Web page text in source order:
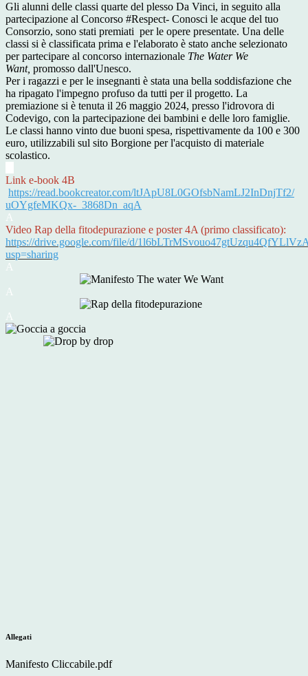
Gli alunni delle classi quarte del plesso Da Vinci, in seguito alla
partecipazione al Concorso #Respect- Conosci le acque del tuo
Consorzio, sono stati premiati per le opere presentate. Una delle
classi si è classificata prima e l'elaborato è stato anche selezionato
per partecipare al concorso internazionale The Water We
Want, promosso dall'Unesco.
Per i ragazzi e per le insegnanti è stata una bella soddisfazione che
ha ripagato l'impegno profuso da tutti per il progetto. La
premiazione si è tenuta il 26 maggio 2024, presso l'idrovora di
Codevigo, con la partecipazione dei bambini e delle loro famiglie.
Le classi hanno vinto due buoni spesa, rispettivamente da 100 e 300
euro, utilizzabili sul sito Borgione per l'acquisto di materiale
scolastico.
Link e-book 4B
https://read.bookcreator.com/ltJApU8L0GOfsbNamLJ2InDnjTf2/
uOYgfeMKQx-_3868Dn_aqA
A
Video Rap della fitodepurazione e poster 4A (primo classificato):
https://drive.google.com/file/d/
usp=sharing
A
A
A
Allegati
Manifesto Cliccabile.pdf